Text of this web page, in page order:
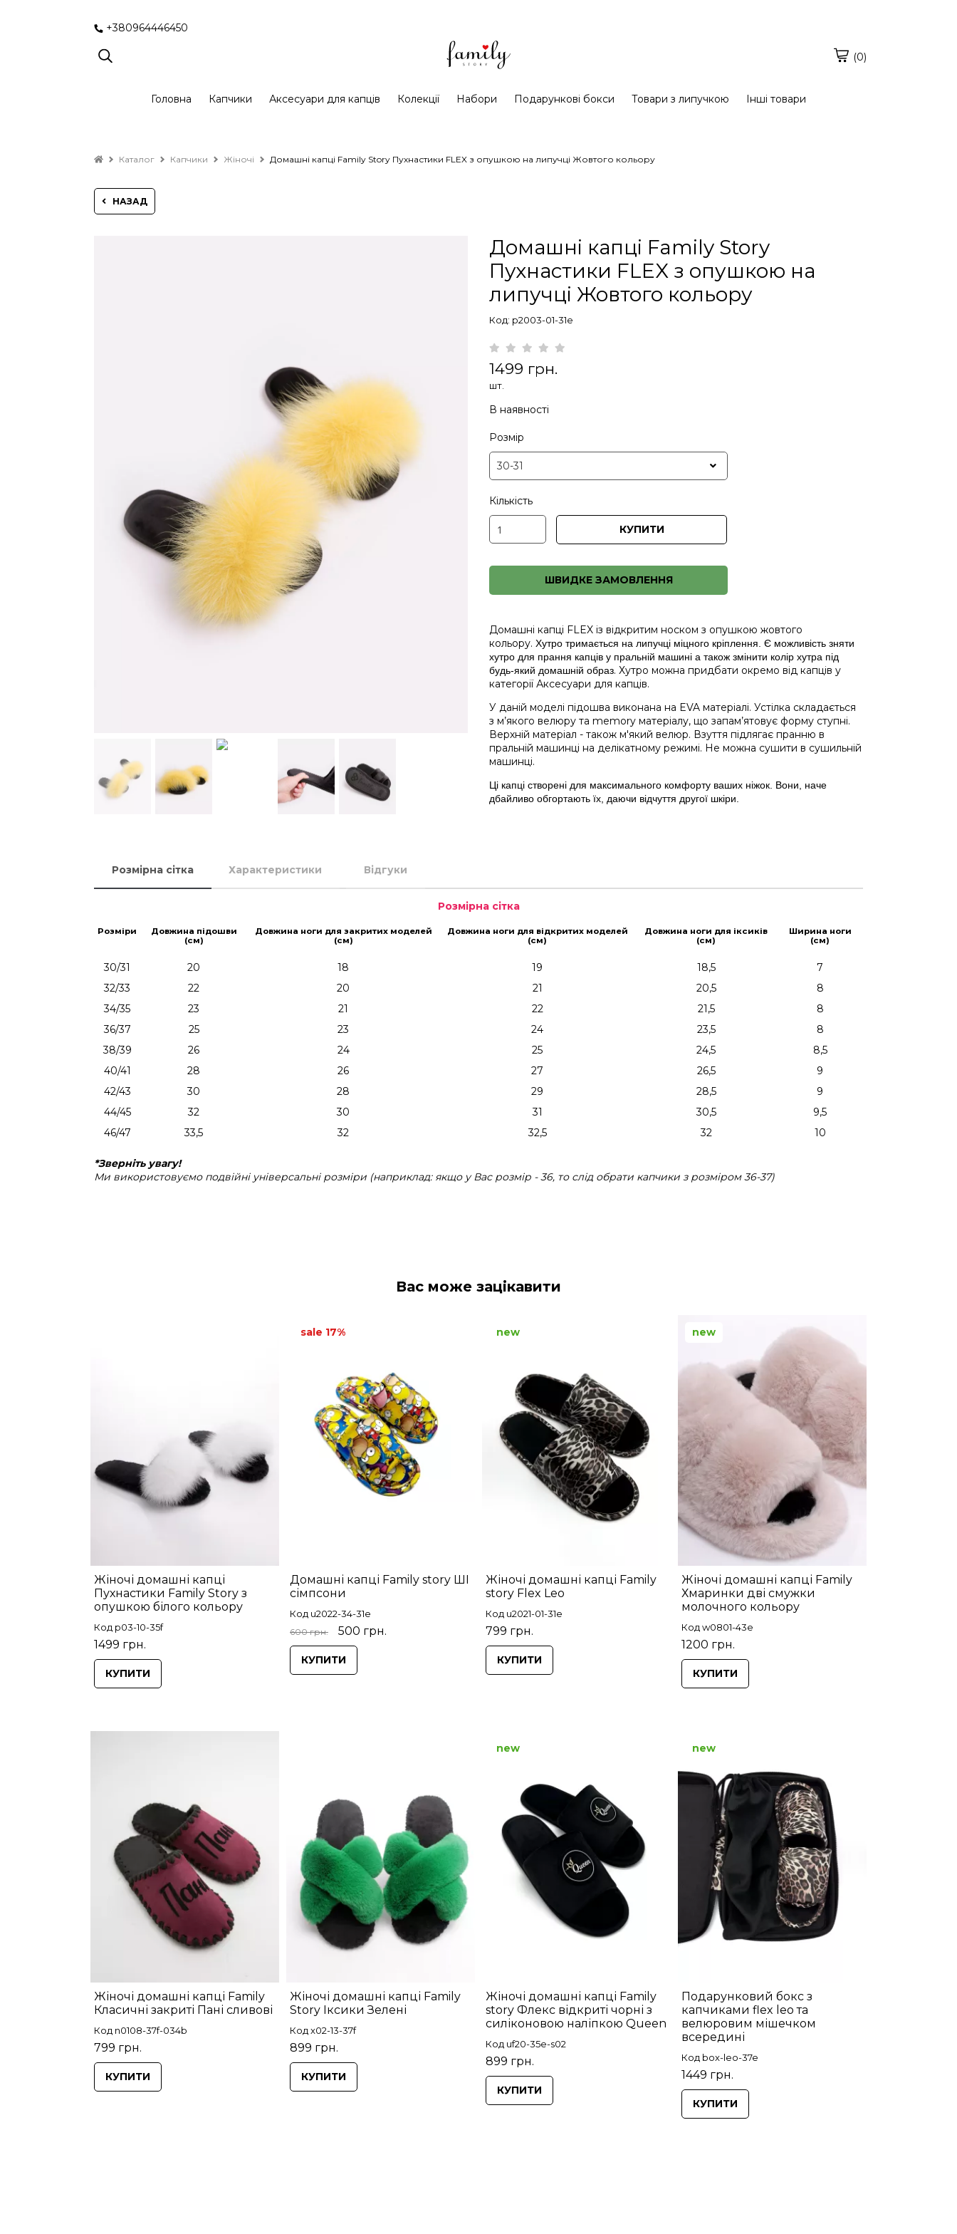
+380964446450
(0)
Головна Капчики Аксесуари для капців Колекції Набори Подарункові бокси Товари з липучкою Інші товари
Каталог Капчики Жіночі Домашні капці Family Story Пухнастики FLEX з опушкою на липучці Жовтого кольору
НАЗАД
Домашні капці Family Story
Пухнастики FLEX з опушкою на
липучці Жовтого кольору
Код: p2003-01-31e
1499 грн.
шт.
В наявності
Розмір
Кількість
КУПИТИ
ШВИДКЕ ЗАМОВЛЕННЯ
Домашні капці FLEX із відкритим носком з опушкою жовтого
кольору. Хутро тримається на липучці міцного кріплення. Є можливість зняти
хутро для прання капців у пральній машині а також змінити колір хутра під
будь-який домашній образ. Хутро можна придбати окремо від капців у
категоріїАксесуари для капців.
У даній моделі підошва виконана на EVA матеріалі. Устілка складається
з м’якого велюру та memory матеріалу, що запам’ятовує форму ступні.
Верхній матеріал - також м'який велюр. Взуття підлягає пранню в
пральній машинці на делікатному режимі. Не можна сушити в сушильній
машинці.
Ці капці створені для максимального комфорту ваших ніжок. Вони, наче
дбайливо обгортають їх, даючи відчуття другої шкіри.
Розмірна сітка Характеристики Відгуки
Розмірна сітка
Розміри
Довжина підошви
(см)
Довжина ноги для закритих моделей
(см)
Довжина ноги для відкритих моделей
(см)
Довжина ноги для іксиків
(см)
Ширина ноги
(см)
30/31 20 18 19 18,5
7
32/33
22 20 21 20,5
8
34/35
23 21 22 21,5
8
36/37
25 23 24 23,5
8
38/39
26 24 25 24,5
8,5
40/41
28 26 27 26,5
9
42/43
30 28 29 28,5
9
44/45
32 30 31 30,5
9,5
46/47
33,5 32 32,5 32 10
*Зверніть увагу!
Ми використовуємо подвійні універсальні розміри (наприклад: якщо у Вас розмір - 36, то слід обрати капчики з розміром 36-37)
Вас може зацікавити
Жіночі домашні капці
Пухнастики Family Story з
опушкою білого кольору
Код p03-10-35f
1499 грн.
КУПИТИ
Домашні капці Family story ШІ
сімпсони
Код u2022-34-31e
600 грн. 500 грн.
sale 17%
КУПИТИ
Жіночі домашні капці Family
story Flex Leo
Код u2021-01-31e
799 грн.
new
КУПИТИ
Жіночі домашні капці Family
Хмаринки дві смужки
молочного кольору
Код w0801-43e
1200 грн.
new
КУПИТИ
Жіночі домашні капці Family
Класичні закриті Пані сливові
Код n0108-37f-034b
799 грн.
КУПИТИ
Жіночі домашні капці Family
Story Іксики Зелені
Код x02-13-37f
899 грн.
КУПИТИ
Жіночі домашні капці Family
story Флекс відкриті чорні з
силіконовою наліпкою Queen
Код uf20-35e-s02
899 грн.
new
КУПИТИ
Подарунковий бокс з
капчиками flex leo та
велюровим мішечком
всередині
Код box-leo-37e
1449 грн.
new
КУПИТИ